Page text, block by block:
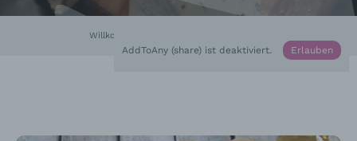
Willkommen
AddToAny (share) ist deaktiviert. Erlauben